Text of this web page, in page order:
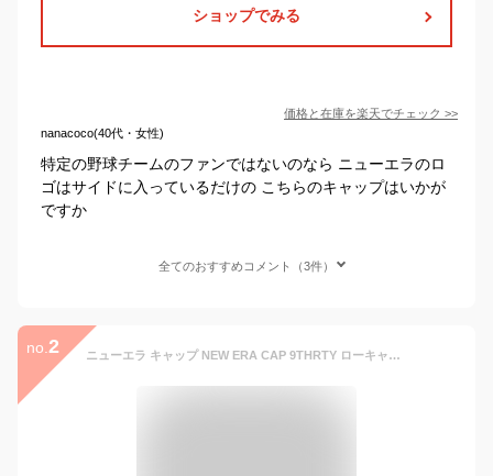
ショップでみる
価格と在庫を楽天でチェック >>
nanacoco(40代・女性)
特定の野球チームのファンではないのなら ニューエラのロ
ゴはサイドに入っているだけの こちらのキャップはいかが
ですか
全てのおすすめコメント（3件）
no. 2 ニューエラ キャップ NEW ERA CAP 9THRTY ローキャップ メンズ レディース 帽子 NY MLB ニューヨーク ヤンキース ONSPOTZ 別注 黒 ベージュ 白 カーキ 大きいサイズ ブランド 深め おしゃれ かっこいい 人気 春 夏 秋 冬 ニューエラー